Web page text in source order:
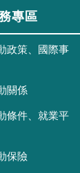
專區
政策、國際事
關係
條件、就業平
保險